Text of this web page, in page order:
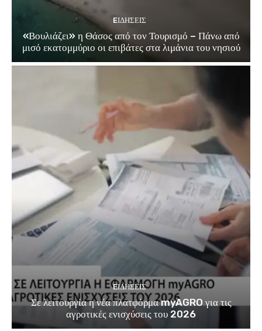
EΙΔΗΣΕΙΣ
«Βουλιάζει» η Θάσος από τον Τουρισμό – Πάνω από
μισό εκατομμύριο οι επιβάτες στα λιμάνια του νησιού
EΙΔΗΣΕΙΣ
Σε λειτουργία η νέα πλατφόρμα myAGRO για τις
αγροτικές ενισχύσεις του 2026